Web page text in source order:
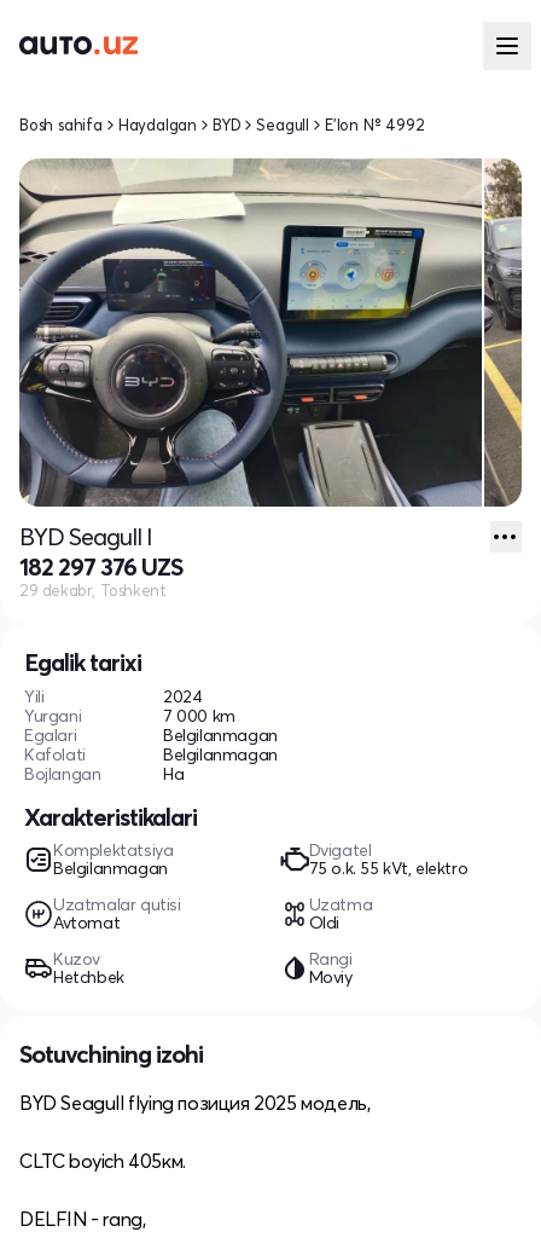
Egalik tarixi
Yili
2024
Yurgani
7 000 km
Egalari
Belgilanmagan
Kafolati
Belgilanmagan
Bojlangan
Ha
Xarakteristikalari
Komplektatsiya
Belgilanmagan
Dvigatel
75 o.k. 55 kVt, elektro
Uzatmalar qutisi
Avtomat
Uzatma
Oldi
Kuzov
Hetchbek
Rangi
Moviy
Bosh sahifa Haydalgan BYD Seagull E'lon № 4992
BYD Seagull I
182 297 376 UZS
29 dekabr, Toshkent
Sotuvchining izohi
BYD Seagull flying позиция 2025 модель,
CLTC boyich 405км.
DELFIN - rang,